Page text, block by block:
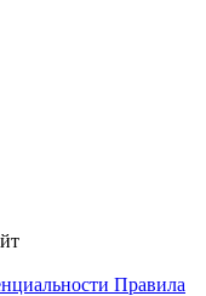
Правила